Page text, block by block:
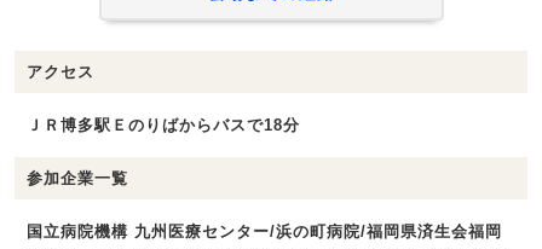
アクセス
ＪＲ博多駅Ｅのりばからバスで18分
参加企業一覧
国立病院機構 九州医療センター/浜の町病院/福岡県済生会福岡